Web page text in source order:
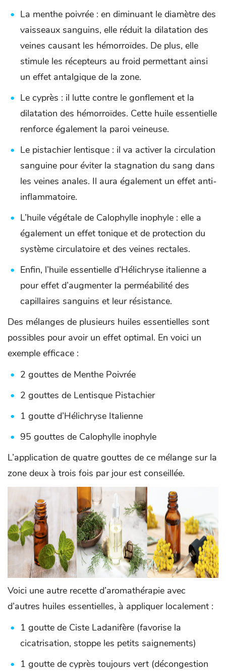
La menthe poivrée : en diminuant le diamètre des
vaisseaux sanguins, elle réduit la dilatation des
veines causant les hémorroïdes. De plus, elle
stimule les récepteurs au froid permettant ainsi
un effet antalgique de la zone.
Le cyprès : il lutte contre le gonflement et la
dilatation des hémorroïdes. Cette huile essentielle
renforce également la paroi veineuse.
Le pistachier lentisque : il va activer la circulation
sanguine pour éviter la stagnation du sang dans
les veines anales. Il aura également un effet anti-
inflammatoire.
L’huile végétale de Calophylle inophyle : elle a
également un effet tonique et de protection du
système circulatoire et des veines rectales.
Enfin, l’huile essentielle d’Hélichryse italienne a
pour effet d’augmenter la perméabilité des
capillaires sanguins et leur résistance.
Des mélanges de plusieurs huiles essentielles sont
possibles pour avoir un effet optimal. En voici un
exemple efficace :
2 gouttes de Menthe Poivrée
2 gouttes de Lentisque Pistachier
1 goutte d’Hélichryse Italienne
95 gouttes de Calophylle inophyle
L’application de quatre gouttes de ce mélange sur la
zone deux à trois fois par jour est conseillée.
Voici une autre recette d’aromathérapie avec
d’autres huiles essentielles, à appliquer localement :
1 goutte de Ciste Ladanifère (favorise la
cicatrisation, stoppe les petits saignements)
1 goutte de cyprès toujours vert (décongestion